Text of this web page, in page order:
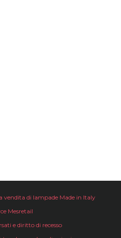
vendita di lampade Made in Italy
Mesretail
e diritto di recesso